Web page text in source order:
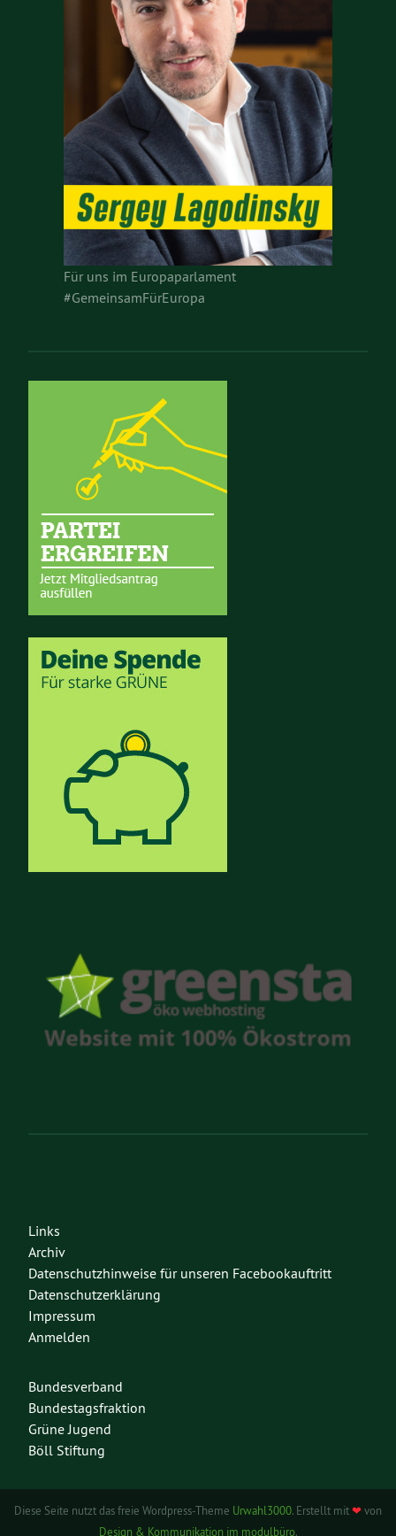
Für uns im Europaparlament
#GemeinsamFürEuropa
Links
Archiv
Datenschutzhinweise für unseren Facebookauftritt
Datenschutzerklärung
Impressum
Anmelden
Bundesverband
Bundestagsfraktion
Grüne Jugend
Böll Stiftung
Diese Seite nutzt das freie Wordpress-Theme Urwahl3000. Erstellt mit❤ von
Design & Kommunikation im modulbüro.